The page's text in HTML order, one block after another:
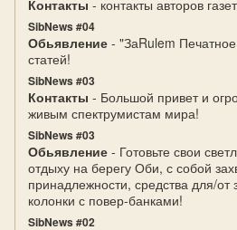
Контакты - контакты авторов
SibNews #04
Обьявление - "ЗаRulem
статей!
SibNews #03
Контакты - Большой привет и
живым спектрумистам мира!
SibNews #03
Обьявление - Готовьте свои
отдыху на берегу Оби, с собой
принадлежности, средства для/от
колонки с повер-банками!
SibNews #02